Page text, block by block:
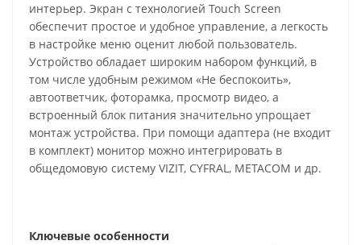
интерьер. Экран с технологией Touch Screen
обеспечит простое и удобное управление, а легкость
в настройке меню оценит любой пользователь.
Устройство обладает широким набором функций, в
том числе удобным режимом «Не беспокоить»,
автоответчик, фоторамка, просмотр видео, а
встроенный блок питания значительно упрощает
монтаж устройства. При помощи адаптера (не входит
в комплект) монитор можно интегрировать в
общедомовую систему VIZIT, CYFRAL, METACOM и др.
Ключевые особенности